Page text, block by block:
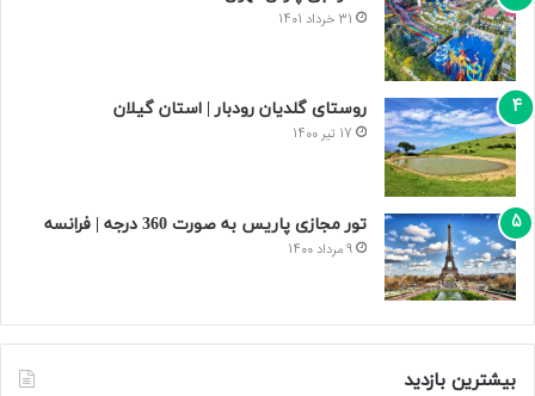
31 خرداد 1401
روستای گلدیان رودبار | استان گیلان
17 تیر 1400
تور مجازی پاریس به صورت 360 درجه | فرانسه
9 مرداد 1400
بیشترین بازدید